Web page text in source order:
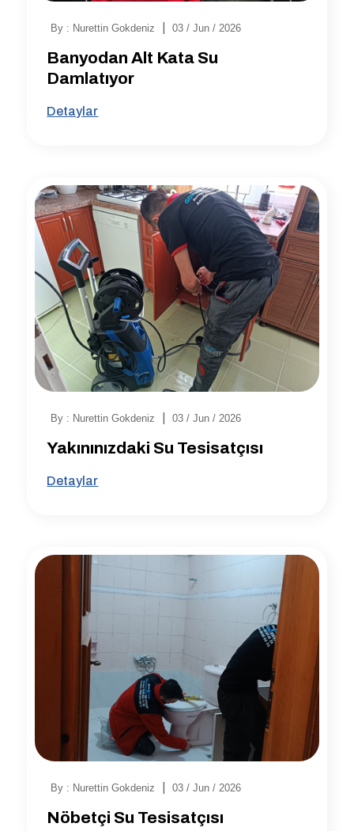
By : Nurettin Gokdeniz 03 / Jun / 2026
Banyodan Alt Kata Su
Damlatıyor
Detaylar
By : Nurettin Gokdeniz 03 / Jun / 2026
Yakınınızdaki Su Tesisatçısı
Detaylar
By : Nurettin Gokdeniz 03 / Jun / 2026
Nöbetçi Su Tesisatçısı